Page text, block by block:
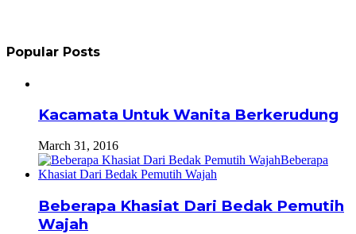
Popular Posts
Kacamata Untuk Wanita Berkerudung
March 31, 2016
Beberapa Khasiat Dari Bedak Pemutih
Wajah